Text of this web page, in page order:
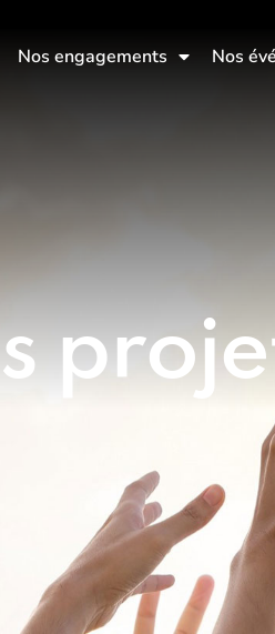
Nos engagements
Nos